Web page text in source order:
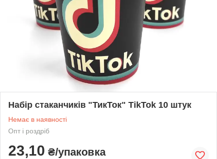
Набір стаканчиків "ТикТок" TikTok 10 штук
Немає в наявності
Опт і роздріб
23,10 ₴/упаковка